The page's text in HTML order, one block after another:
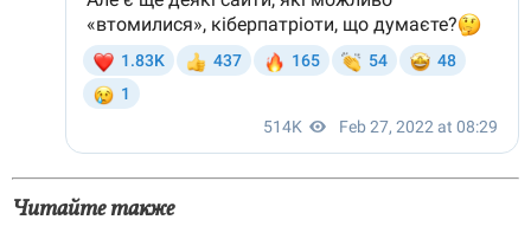
Читайте также